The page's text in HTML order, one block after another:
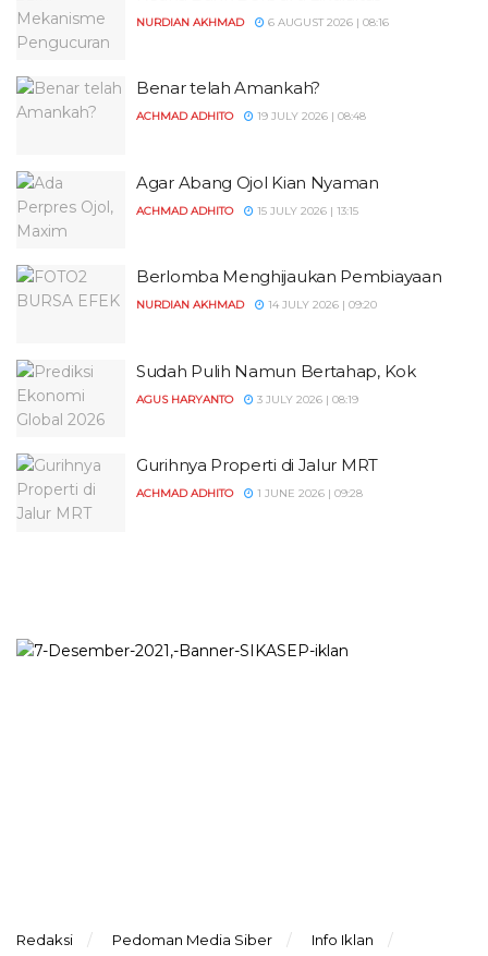
NURDIAN AKHMAD 6 AUGUST 2026 | 08:16
Benar telah Amankah?
ACHMAD ADHITO 19 JULY 2026 | 08:48
Agar Abang Ojol Kian Nyaman
ACHMAD ADHITO 15 JULY 2026 | 13:15
Berlomba Menghijaukan Pembiayaan
NURDIAN AKHMAD 14 JULY 2026 | 09:20
Sudah Pulih Namun Bertahap, Kok
AGUS HARYANTO 3 JULY 2026 | 08:19
Gurihnya Properti di Jalur MRT
ACHMAD ADHITO 1 JUNE 2026 | 09:28
Redaksi Pedoman Media Siber
Info Iklan